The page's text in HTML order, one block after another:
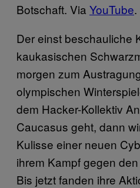
Botschaft. Via YouTube.
Der einst beschauliche
kaukasischen
morgen zum
olympischen
dem Hacker-Kollektiv
Caucasus geht, dann
Kulisse einer neuen
ihrem Kampf gegen
Bis jetzt fanden ihre